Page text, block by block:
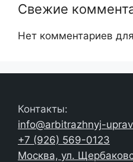
Свежие
Нет комментариев
Контакты:
info@arbitrazhnyj-
+7 (926) 569-0123
Москва, ул.